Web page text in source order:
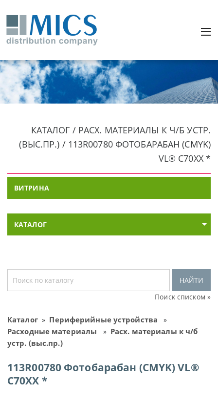
КАТАЛОГ / РАСХ. МАТЕРИАЛЫ К Ч/Б УСТР.
(ВЫС.ПР.) / 113R00780 ФОТОБАРАБАН (CMYK)
VL® C70XX *
ВИТРИНА
КАТАЛОГ
НАЙТИ
Поиск списком »
Каталог» Периферийные устройства »
Расходные материалы » Расх. материалы к ч/б
устр. (выс.пр.)
113R00780 Фотобарабан (CMYK) VL®
C70XX *